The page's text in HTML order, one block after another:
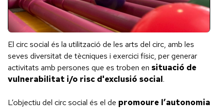
El circ social és la utilització de les arts del circ, amb les
seves diversitat de tècniques i exercici físic, per generar
activitats amb persones que es troben en situació de
vulnerabilitat i/o risc d'exclusió social.
L’objectiu del circ social és el de promoure l’autonomia